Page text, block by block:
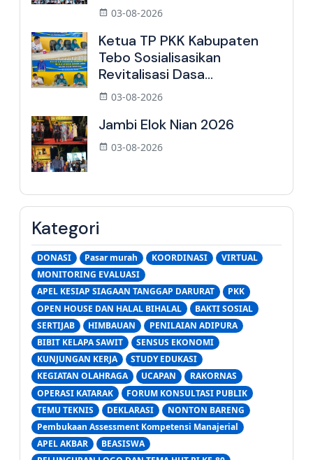
03-08-2026
Ketua TP PKK Kabupaten
Tebo Sosialisasikan
Revitalisasi Dasa...
03-08-2026
Jambi Elok Nian 2026
03-08-2026
Kategori
DONASI Pasar murah KOORDINASI
VIRTUAL
MONITORING EVALUASI
APEL KESIAP SIAGAAN TANGGAP DARURAT
PKK
OPEN HOUSE DAN HALAL BIHALAL
BAKTI SOSIAL
SERTIJAB
HIMBAUAN
PENILAIAN ADIPURA
BIBIT KELAPA SAWIT
SENSUS EKONOMI
KUNJUNGAN KERJA
STUDY EDUKASI
KEGIATAN OLAHRAGA
UCAPAN
RAKORNAS
OPERASI KATARAK
FORUM KONSULTASI PUBLIK
TEMU TEKNIS
DEKLARASI
NONTON BARENG
Pembukaan Assessment Kompetensi Manajerial
APEL AKBAR
BEASISWA